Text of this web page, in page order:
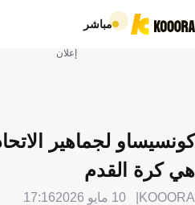
مباشر
إعلان
كونسيساو لجماهير
هي كرة القدم
KOOORA 10 مايو 2026 17:16